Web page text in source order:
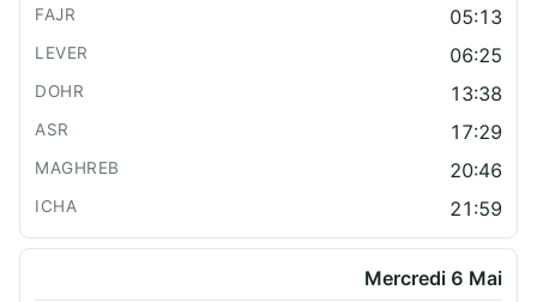
05:13
06:25
13:38
17:29
20:46
21:59
Mercredi 6 Mai